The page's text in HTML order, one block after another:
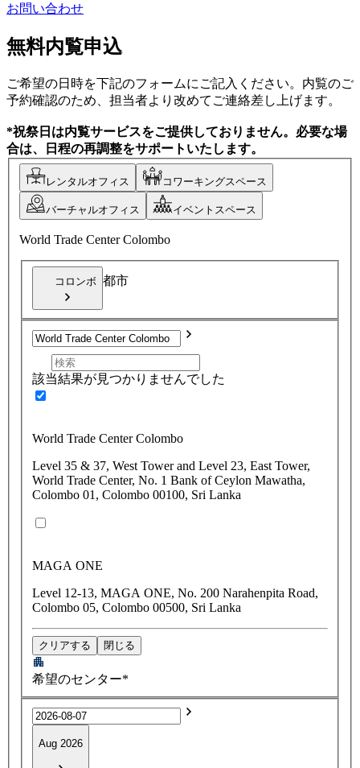
お問い合わせ
無料内覧申込
ご希望の日時を下記のフォームにご記入ください。内覧のご
予約確認のため、担当者より改めてご連絡差し上げます。
*祝祭日は内覧サービスをご提供しておりません。必要な場
合は、日程の再調整をサポートいたします。
レンタルオフィス コワーキングスペース
バーチャルオフィス イベントスペース
World Trade Center Colombo
コロンボ 都市
該当結果が見つかりませんでした
World Trade Center Colombo
Level 35 & 37, West Tower and Level 23, East Tower,
World Trade Center, No. 1 Bank of Ceylon Mawatha,
Colombo 01, Colombo 00100, Sri Lanka
MAGA ONE
Level 12-13, MAGA ONE, No. 200 Narahenpita Road,
Colombo 05, Colombo 00500, Sri Lanka
クリアする 閉じる
希望のセンター*
Aug 2026